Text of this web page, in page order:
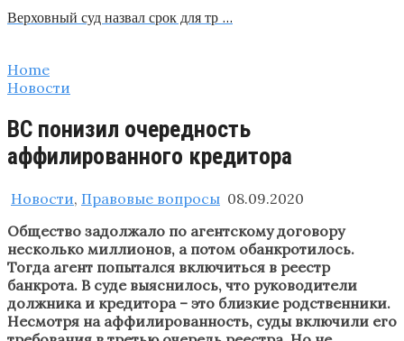
Верховный суд назвал срок для тр …
Home
Новости
ВС понизил очередность
аффилированного кредитора
Новости, Правовые вопросы 08.09.2020
Общество задолжало по агентскому договору
несколько миллионов, а потом обанкротилось.
Тогда агент попытался включиться в реестр
банкрота. В суде выяснилось, что руководители
должника и кредитора – это близкие родственники.
Несмотря на аффилированность, суды включили его